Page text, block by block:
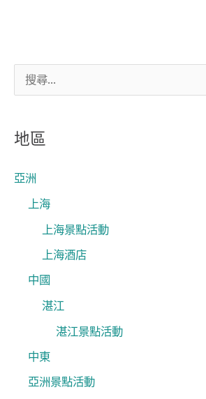
關
鍵
字
地區
亞洲
上海
上海景點活動
上海酒店
中國
湛江
湛江景點活動
中東
亞洲景點活動